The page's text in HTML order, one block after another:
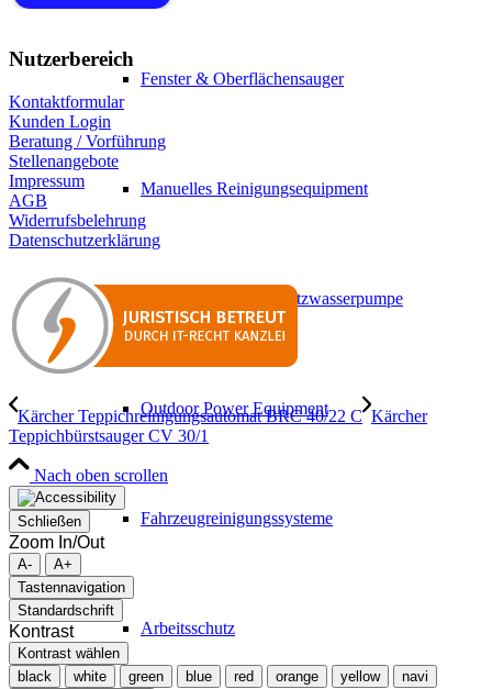
Fenster & Oberflächensauger
Manuelles Reinigungsequipment
Generatoren & Schmutzwasserpumpe
Outdoor Power Equipment
Fahrzeugreinigungssysteme
Arbeitsschutz
Nutzerbereich
Kontaktformular
Kunden Login
Beratung / Vorführung
Stellenangebote
Impressum
AGB
Widerrufsbelehrung
Datenschutzerklärung
Kärcher Teppichreinigungsautomat BRC 40/22 C Kärcher
Teppichbürstsauger CV 30/1
Nach oben scrollen
Schließen
Zoom In/Out
A-
A+
Tastennavigation
Standardschrift
Kontrast
Kontrast wählen
black
white green blue red orange yellow
navi